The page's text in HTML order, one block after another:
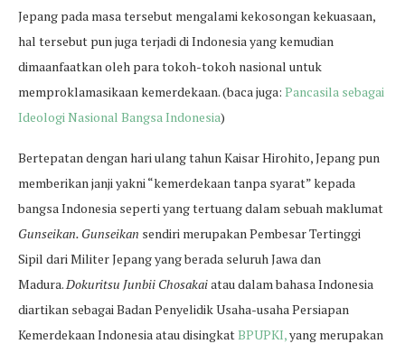
Jepang pada masa tersebut mengalami kekosongan kekuasaan,
hal tersebut pun juga terjadi di Indonesia yang kemudian
dimaanfaatkan oleh para tokoh-tokoh nasional untuk
memproklamasikaan kemerdekaan. (baca juga: Pancasila sebagai
Ideologi Nasional Bangsa Indonesia)
Bertepatan dengan hari ulang tahun Kaisar Hirohito, Jepang pun
memberikan janji yakni “kemerdekaan tanpa syarat” kepada
bangsa Indonesia seperti yang tertuang dalam sebuah maklumat
Gunseikan. Gunseikan sendiri merupakan Pembesar Tertinggi
Sipil dari Militer Jepang yang berada seluruh Jawa dan
Madura.Dokuritsu Junbii Chosakaiatau dalam bahasa Indonesia
diartikan sebagai Badan Penyelidik Usaha-usaha Persiapan
Kemerdekaan Indonesia atau disingkatBPUPKI,yang merupakan